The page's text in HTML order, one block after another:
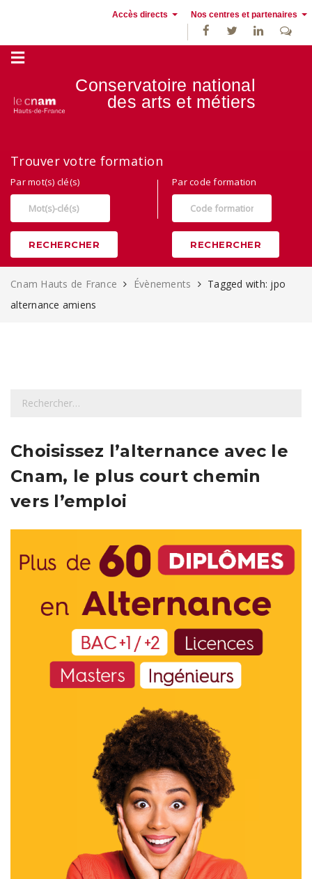
Accès directs Nos centres et partenaires
France
Conservatoire national
des arts et métiers
Trouver votre formation
Par mot(s) clé(s)
RECHERCHER
Par code formation
RECHERCHER
Cnam Hauts de France Évènements
Tagged with: jpo
alternance amiens
h
r
c
e
Choisissez l’alternance avec le
Cnam, le plus court chemin
vers l’emploi